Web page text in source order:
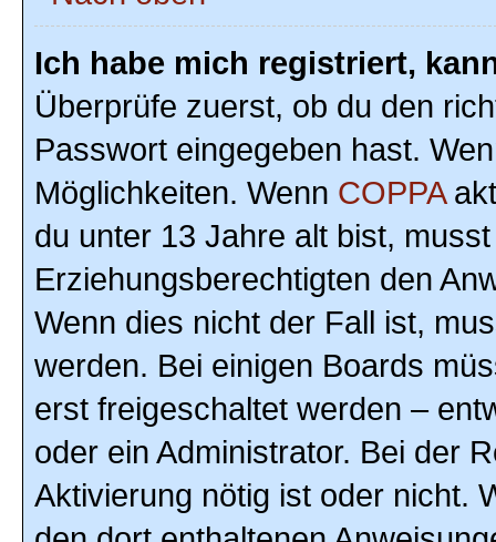
Ich habe mich registriert,
Überprüfe zuerst, ob du den
Passwort eingegeben hast.
Möglichkeiten. Wenn COPPA
du unter 13 Jahre alt bist,
Erziehungsberechtigten den
Wenn dies nicht der Fall ist,
werden. Bei einigen Boards
erst freigeschaltet werden –
oder ein Administrator. Bei der
Aktivierung nötig ist oder nicht.